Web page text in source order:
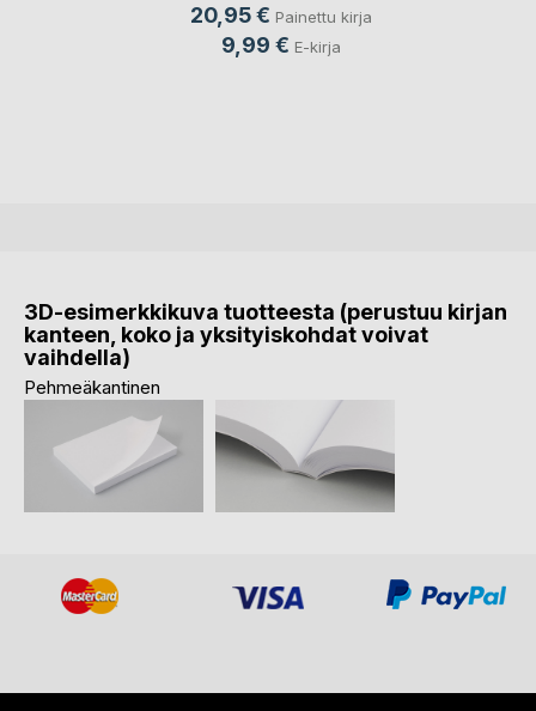
20,95 € Painettu kirja
9,99 € E-kirja
3D-esimerkkikuva tuotteesta (perustuu kirjan
kanteen, koko ja yksityiskohdat voivat
vaihdella)
Pehmeäkantinen